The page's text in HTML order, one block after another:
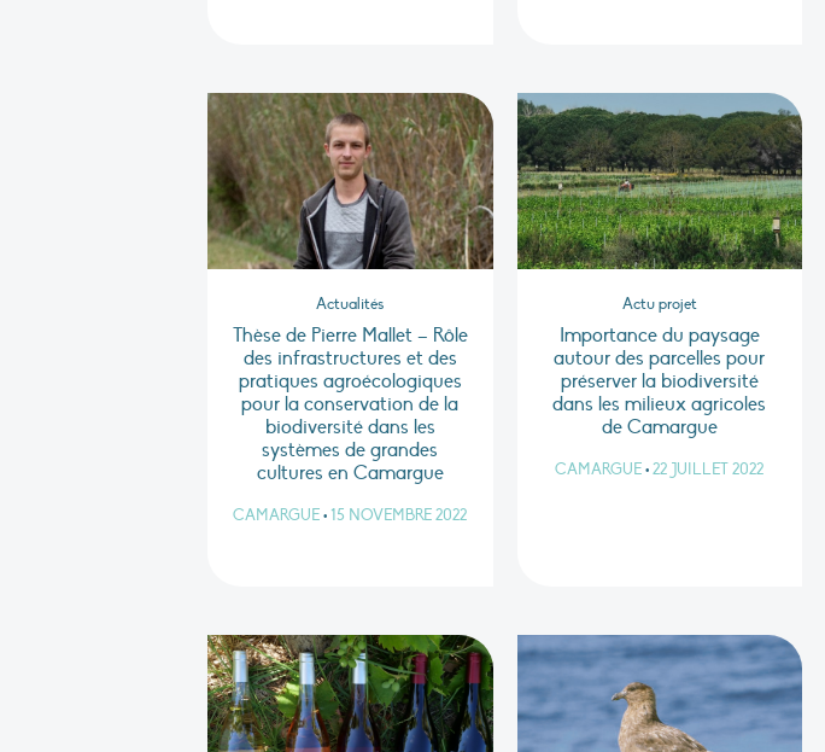
Actualités
Thèse de Pierre Mallet – Rôle
des infrastructures et des
pratiques agroécologiques
pour la conservation de la
biodiversité dans les
systèmes de grandes
cultures en Camargue
CAMARGUE • 15 NOVEMBRE 2022
Actu projet
Importance du paysage
autour des parcelles pour
préserver la biodiversité
dans les milieux agricoles
de Camargue
CAMARGUE • 22 JUILLET 2022